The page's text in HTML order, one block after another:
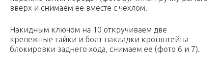
вверх и снимаем ее вместе с чехлом.
Накидным ключом на 10 откручиваем две
крепежные гайки и болт накладки кронштейна
блокировки заднего хода, снимаем ее (фото 6 и 7).